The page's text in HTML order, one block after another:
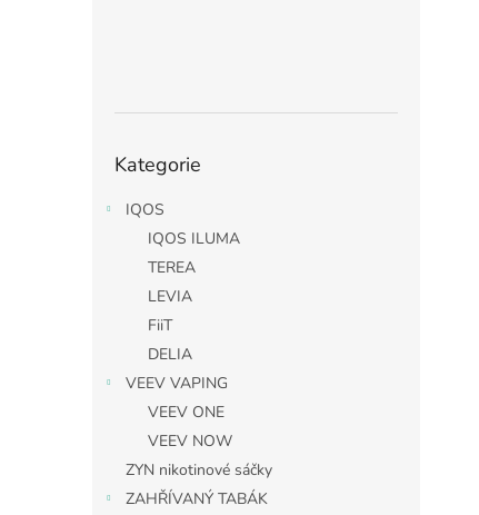
kategorie
Kategorie
IQOS
IQOS ILUMA
TEREA
LEVIA
FiiT
DELIA
VEEV VAPING
VEEV ONE
VEEV NOW
ZYN nikotinové sáčky
ZAHŘÍVANÝ TABÁK